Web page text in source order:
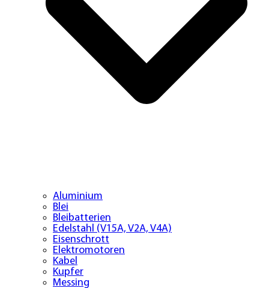
Aluminium
Blei
Bleibatterien
Edelstahl (V15A, V2A, V4A)
Eisenschrott
Elektromotoren
Kabel
Kupfer
Messing